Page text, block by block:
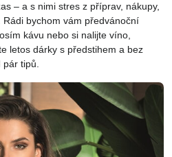
– a s nimi stres z příprav, nákupy,
bychom vám předvánoční
kávu nebo si nalijte víno,
letos dárky s předstihem a bez
tipů.